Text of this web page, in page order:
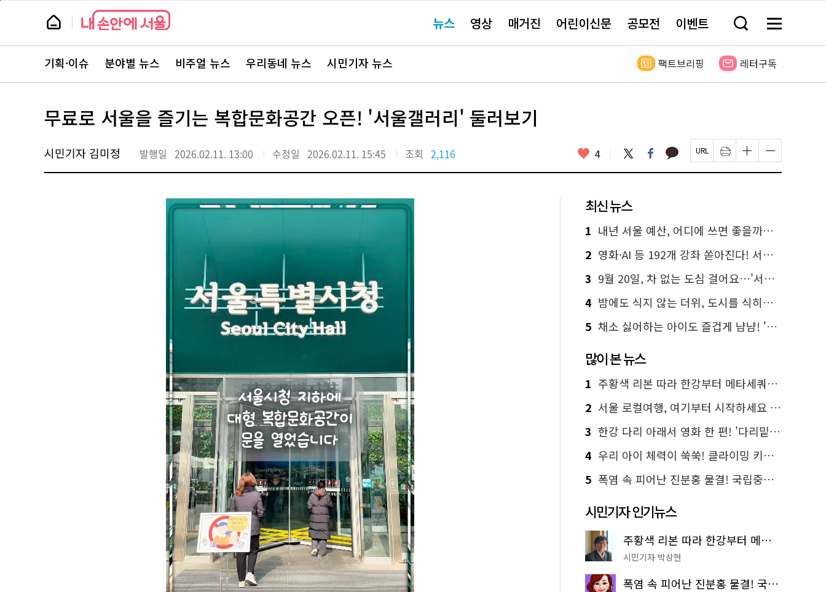
본
뉴
스 요뉴스 영상 매거진 어린이신문 공모전 이벤트 검
창
기
메
전
보
뉴
스
주
서
바
로
기획·이슈 분야별 뉴스 비주얼 뉴스 우리동네 뉴스 시민기자 뉴스 팩트브리핑 레터구독
무료로 서울을 즐기는 복합문화공간 오픈! '서울갤러리' 둘러보기
시민기자 김미정 발행일 2026.02.11. 13:00 수정일 2026.02.11. 15:45 조회 2,116 좋
요
4 트
위
터
페
이
스
카
카 페
이
지
인
쇄
하
글
자
크
하
기
글
자
크
하
최신 뉴스
1 내년 서울 예산, 어디에 쓰면 좋을까요? 온라인 투표
2 영화·AI 등 192개 강좌 쏟아진다! 서울시민대학 선착순 신청
3 9월 20일, 차 없는 도심 걸어요…'서울 걷자 페스티벌' 선착순 5천명
4 밤에도 식지 않는 더위, 도시를 식히는 시원한 해법은?
5 채소 싫어하는 아이도 즐겁게 냠냠! '찾아가는 서울시 식생활 교육' 현장
많이 본 뉴스
1 주황색 리본 따라 한강부터 메타세쿼이아 숲길까지…서울둘레길 15코스
2 서울 로컬여행, 여기부터 시작하세요 '서울에디션25'
3 한강 다리 아래서 영화 한 편! '다리밑 영화관' 무료 상영
4 우리 아이 체력이 쑥쑥! 클라이밍 키즈카페·어린이 체력장
5 폭염 속 피어난 진분홍 물결! 국립중앙박물관 배롱나무 명소
시민기자 인기뉴스
주황색 리본 따라 한강부터 메타세쿼이아 숲길까지…서울둘레길 15코스
시민기자 박상현
폭염 속 피어난 진분홍 물결! 국립중앙박물관 배롱나무 명소
페